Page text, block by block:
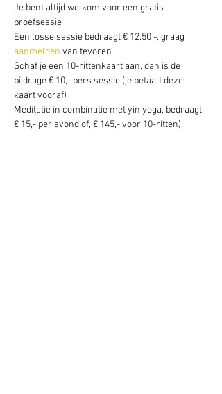
Je bent altijd welkom voor een gratis
proefsessie
Een losse sessie bedraagt € 12,50 -, graag
aanmelden van tevoren
Schaf je een 10-rittenkaart aan, dan is de
bijdrage € 10,- pers sessie (je betaalt deze
kaart vooraf)
Meditatie in combinatie met yin yoga, bedraagt
€ 15,- per avond of, € 145,- voor 10-ritten)